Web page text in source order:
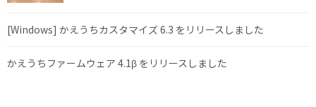
[Windows] かえうちカスタマイズ 6.3 をリリースしました
かえうちファームウェア 4.1β をリリースしました